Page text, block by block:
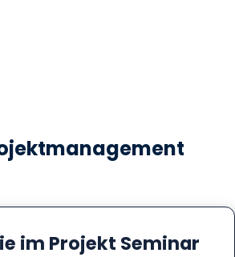
im Projekt Seminar